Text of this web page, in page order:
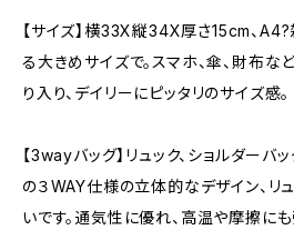
【サイズ】横33X縦34X厚さ15cm、
る大きめサイズで。スマホ、傘、財布な
り入り、デイリーにピッタリのサイズ感。
【3wayバッグ】リュック、ショルダー
の３WAY仕様の立体的なデザイン、リ
いです。通気性に優れ、高温や摩擦に